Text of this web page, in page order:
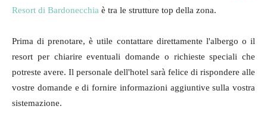
Resort di Bardonecchia è tra le strutture top della zona.
Prima di prenotare, è utile contattare direttamente l'albergo o il
resort per chiarire eventuali domande o richieste speciali che
potreste avere. Il personale dell'hotel sarà felice di rispondere alle
vostre domande e di fornire informazioni aggiuntive sulla vostra
sistemazione.